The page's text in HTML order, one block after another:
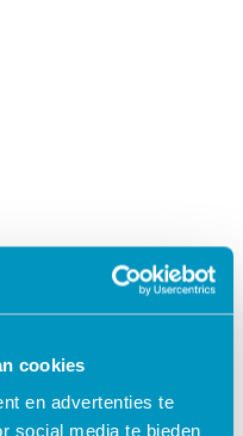
cookies
en advertenties te
social media te bieden